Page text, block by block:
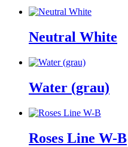
Neutral White
Water (grau)
Roses Line W-B